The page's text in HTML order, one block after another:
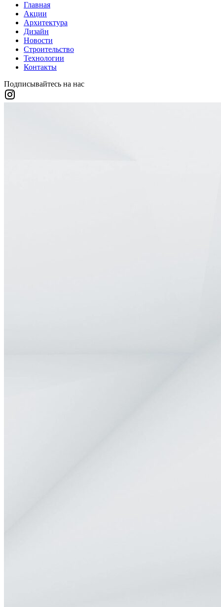
Главная
Акции
Архитектура
Дизайн
Новости
Строительство
Технологии
Контакты
Подписывайтесь на нас